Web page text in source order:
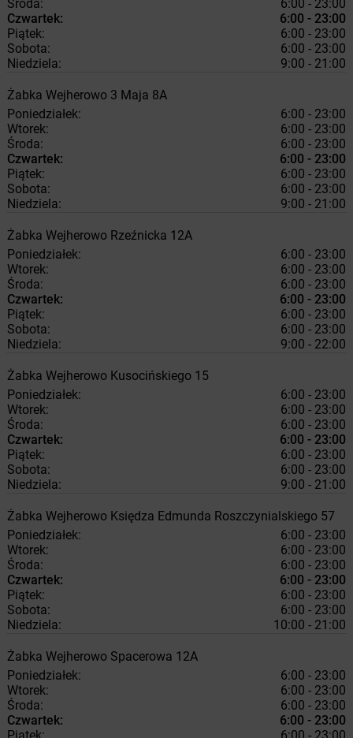
Środa:
6:00 - 23:00
Czwartek:
6:00 - 23:00
Piątek:
6:00 - 23:00
Sobota:
6:00 - 23:00
Niedziela:
9:00 - 21:00
Żabka Wejherowo 3 Maja 8A
Poniedziałek:
6:00 - 23:00
Wtorek:
6:00 - 23:00
Środa:
6:00 - 23:00
Czwartek:
6:00 - 23:00
Piątek:
6:00 - 23:00
Sobota:
6:00 - 23:00
Niedziela:
9:00 - 21:00
Żabka Wejherowo Rzeźnicka 12A
Poniedziałek:
6:00 - 23:00
Wtorek:
6:00 - 23:00
Środa:
6:00 - 23:00
Czwartek:
6:00 - 23:00
Piątek:
6:00 - 23:00
Sobota:
6:00 - 23:00
Niedziela:
9:00 - 22:00
Żabka Wejherowo Kusocińskiego 15
Poniedziałek:
6:00 - 23:00
Wtorek:
6:00 - 23:00
Środa:
6:00 - 23:00
Czwartek:
6:00 - 23:00
Piątek:
6:00 - 23:00
Sobota:
6:00 - 23:00
Niedziela:
9:00 - 21:00
Żabka Wejherowo Księdza Edmunda Roszczynialskiego 57
Poniedziałek:
6:00 - 23:00
Wtorek:
6:00 - 23:00
Środa:
6:00 - 23:00
Czwartek:
6:00 - 23:00
Piątek:
6:00 - 23:00
Sobota:
6:00 - 23:00
Niedziela:
10:00 - 21:00
Żabka Wejherowo Spacerowa 12A
Poniedziałek:
6:00 - 23:00
Wtorek:
6:00 - 23:00
Środa:
6:00 - 23:00
Czwartek:
6:00 - 23:00